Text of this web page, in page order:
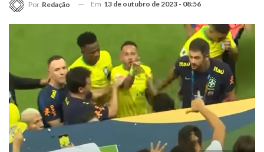
Por Redação Em 13 de outubro de 2023 - 08:56